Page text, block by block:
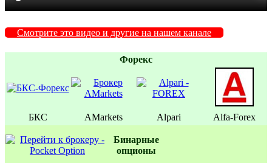
Смотрите это видео и другие на нашем канале
Форекс
БКС AMarkets Alpari Alfa-Forex
Бинаpные
oпционы